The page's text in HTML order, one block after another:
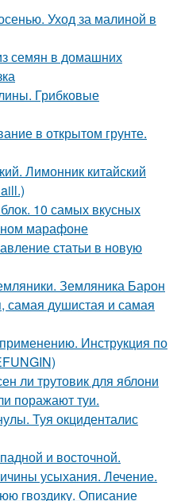
Уход за малиной в
семян в домашних
Грибковые
в открытом грунте.
Лимонник китайский
10 самых вкусных
марафоне
статьи в новую
Земляника Барон
самая душистая и самая
Инструкция по
ли трутовик для яблони
поражают туи.
Туя окциденталис
и восточной.
усыхания. Лечение.
гвоздику. Описание